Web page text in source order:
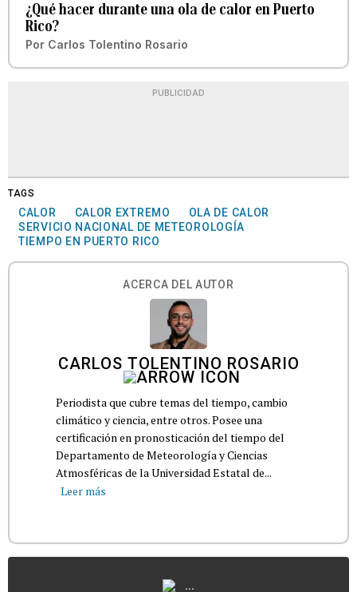
¿Qué hacer durante una ola de calor en Puerto
Rico?
Por Carlos Tolentino Rosario
PUBLICIDAD
TAGS
CALOR CALOR EXTREMO
OLA DE CALOR
SERVICIO NACIONAL DE METEOROLOGÍA
TIEMPO EN PUERTO RICO
ACERCA DEL AUTOR
CARLOS TOLENTINO ROSARIO
Periodista que cubre temas del tiempo, cambio
climático y ciencia, entre otros. Posee una
certificación en pronosticación del tiempo del
Departamento de Meteorología y Ciencias
Atmosféricas de la Universidad Estatal de...
Leer más
...